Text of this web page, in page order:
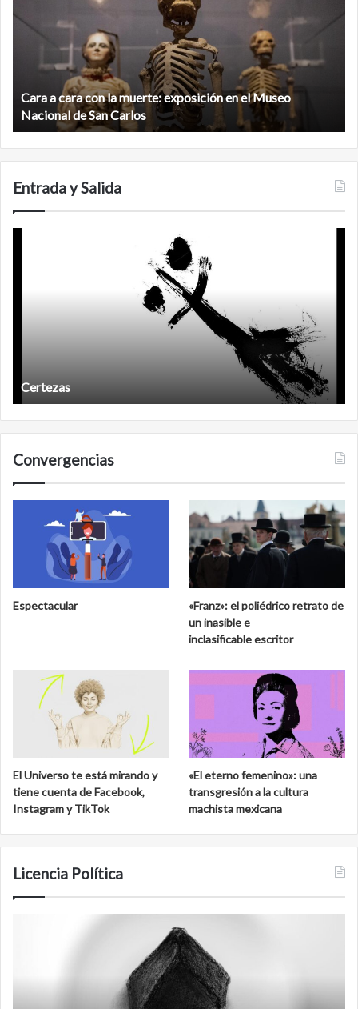
exposición en el Museo
maya
virgen
norte
de
la
biosfera
de
Calakmul
Minanbé, la ciudad
Calakmul
Entrada y Salida
Años después
Convergencias
Espectacular
«Franz»: el poliédrico retrato de
un inasible e
inclasificable escritor
El Universo te está mirando y
tiene cuenta de Facebook,
Instagram y TikTok
«El eterno femenino»: una
transgresión a la cultura
machista mexicana
Licencia Política